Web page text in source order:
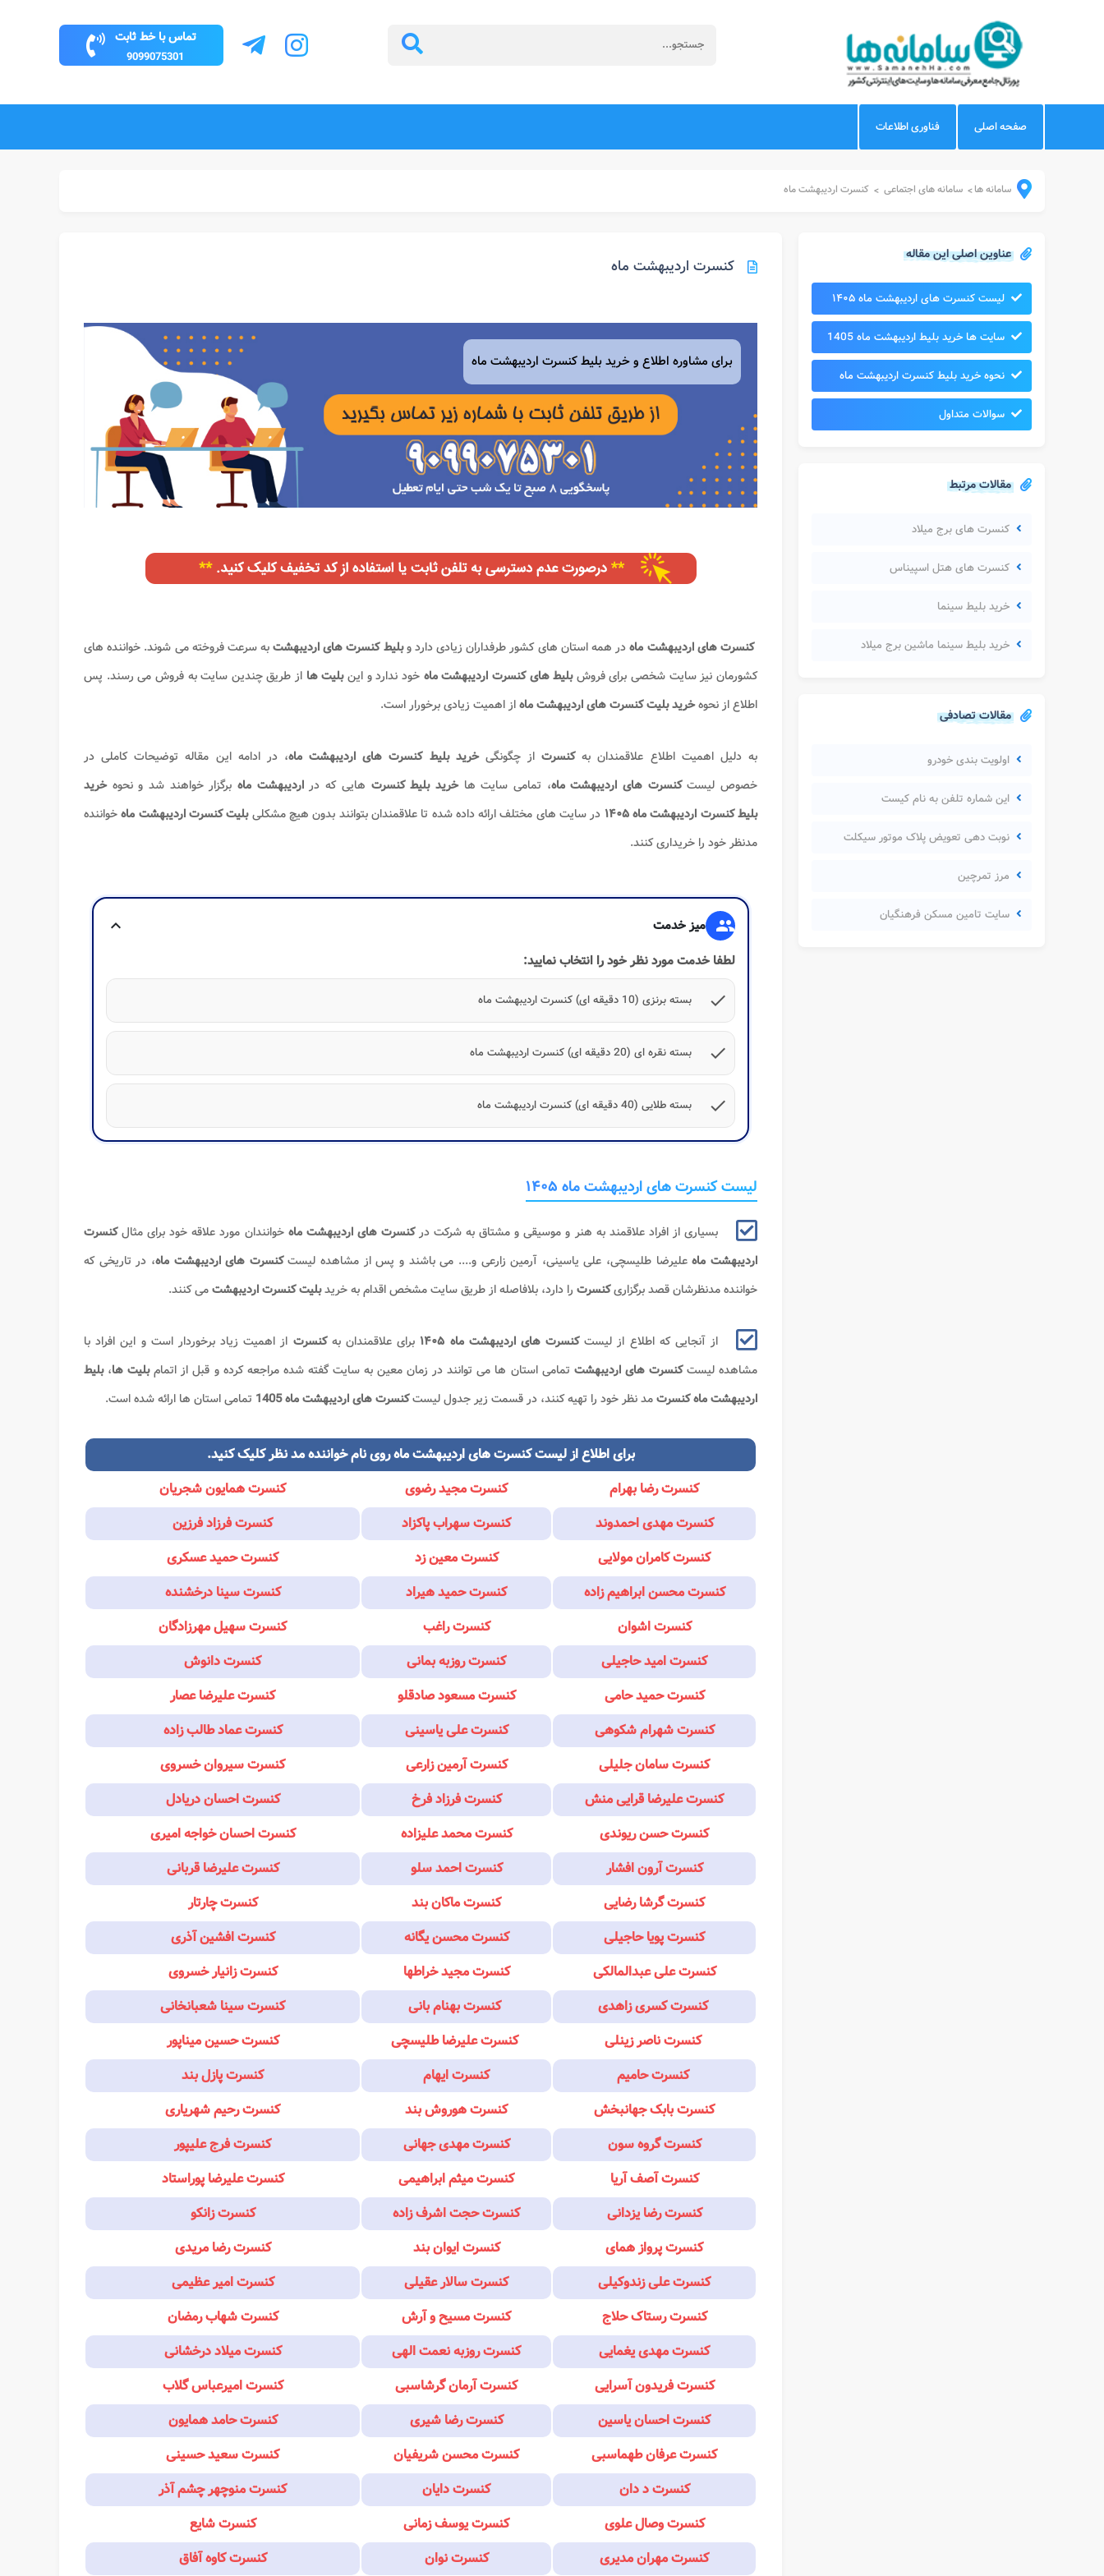
تماس با خط ثابت
9099075301
صفحه اصلی فناوری اطلاعات
سامانه ها> سامانه های اجتماعی > کنسرت اردیبهشت ماه
عناوین اصلی این مقاله
لیست کنسرت های اردیبهشت ماه ۱۴۰۵
سایت ها خرید بلیط اردیبهشت ماه 1405
نحوه خرید بلیط کنسرت اردیبهشت ماه
سوالات متداول
مقالات مرتبط
کنسرت های برج میلاد
کنسرت های هتل اسپیناس
خرید بلیط سینما
خرید بلیط سینما ماشین برج میلاد
مقالات تصادفی
اولویت بندی خودرو
این شماره تلفن به نام کیست
نوبت دهی تعویض پلاک موتور سیکلت
مرز تمرچین
سایت تامین مسکن فرهنگیان
کنسرت اردیبهشت ماه
برای مشاوره اطلاع و خرید بلیط کنسرت اردیبهشت ماه
کنسرت های اردیبهشت ماهدر همه استان های کشور طرفداران زیادی دارد وبلیط کنسرت های اردیبهشتبه سرعت فروخته می شوند. خواننده های
کشورمان نیز​ سایت شخصی برای فروشبلیط های کنسرت اردیبهشت ماهخود ندارد و اینبلیت ها از طریق چندین سایت به فروش می رسند. پس
اطلاع از نحوهخرید بلیت کنسرت های اردیبهشت ماهاز اهمیت زیادی برخورار است.
به دلیل اهمیت اطلاع علاقمندان بهکنسرت از چگونگیخرید بلیط کنسرت های اردیبهشت ماه، در ادامه این مقاله توضیحات کاملی در
خصوص لیستکنسرت های اردیبهشت ماه، تمامی سایت هاخرید بلیط کنسرت هایی که دراردیبهشت ماهبرگزار خواهند شد و نحوهخرید
بلیطکنسرت اردیبهشت ماه۱۴۰۵ در سایت های مختلف ارائه داده شده تا علاقمندان بتوانند بدون هیچ مشکلیبلیت کنسرت اردیبهشت ماهخواننده
مدنظر خود را خریداری کنند.
group میز خدمت
expand_more
لطفا خدمت مورد نظر خود را انتخاب نمایید:
check
بسته برنزی (10 دقیقه ای) کنسرت اردیبهشت ماه
check بسته نقره ای (20 دقیقه ای) کنسرت اردیبهشت ماه
check بسته طلایی (40 دقیقه ای) کنسرت اردیبهشت ماه
لیست کنسرت های اردیبهشت ماه ۱۴۰۵
بسیاری از افراد علاقمند به هنر و موسیقی و مشتاق به شرکت درکنسرت های اردیبهشت ماهخوانندان مورد علاقه خود برای مثالکنسرت
اردیبهشت ماهعلیرضا طلیسچی، علی یاسینی، آرمین زارعی و.... می باشند و پس از مشاهده لیستکنسرت های اردیبهشت ماه، در تاریخی که
خواننده مدنظرشان قصد برگزاریکنسرت را دارد، بلافاصله از طریق سایت مشخص اقدام به خریدبلیت کنسرت اردیبهشتمی کنند.
از آنجایی که اطلاع از لیستکنسرت های اردیبهشت ماه ۱۴۰۵ برای علاقمندان بهکنسرت از اهمیت زیاد برخوردار است و این افراد با
مشاهده لیستکنسرت های اردیبهشت تمامی استان ها می توانند در زمان معین به سایت گفته شده مراجعه کرده و قبل از اتمامبلیت ها،بلیط
اردیبهشت ماه کنسرتمد نظر خود را تهیه کنند، در قسمت زیر جدول لیستکنسرت های اردیبهشت ماه1405 تمامی استان ها ارائه شده است.
برای اطلاع از لیست کنسرت های اردیبهشت ماه روی نام خواننده مد نظر کلیک کنید.
کنسرت رضا بهرام
کنسرت مجید رضوی
کنسرت همایون شجریان
کنسرت مهدی احمدوند
کنسرت سهراب پاکزاد
کنسرت فرزاد فرزین
کنسرت کامران مولایی
کنسرت معین زد
کنسرت حمید عسکری
کنسرت محسن ابراهیم زاده
کنسرت حمید هیراد
کنسرت سینا درخشنده
کنسرت اشوان
کنسرت راغب
کنسرت سهیل مهرزادگان
کنسرت امید حاجیلی
کنسرت روزبه بمانی
کنسرت دانوش
کنسرت حمید حامی
کنسرت مسعود صادقلو
کنسرت علیرضا عصار
کنسرت شهرام شکوهی
کنسرت علی یاسینی
کنسرت عماد طالب زاده
کنسرت سامان جلیلی
کنسرت آرمین زارعی
کنسرت سیروان خسروی
کنسرت علیرضا قرایی منش
کنسرت فرزاد فرخ
کنسرت احسان دریادل
کنسرت حسن ریوندی
کنسرت محمد علیزاده
کنسرت احسان خواجه امیری
کنسرت آرون افشار
کنسرت احمد سلو
کنسرت علیرضا قربانی
کنسرت گرشا رضایی
کنسرت ماکان بند
کنسرت چارتار
کنسرت پویا حاجیلی
کنسرت محسن یگانه
کنسرت افشین آذری
کنسرت علی عبدالمالکی
کنسرت مجید خراطها
کنسرت زانیار خسروی
کنسرت کسری زاهدی
کنسرت بهنام بانی
کنسرت سینا شعبانخانی
کنسرت ناصر زینلی
کنسرت علیرضا طلیسچی
کنسرت حسین میناپور
کنسرت حامیم
کنسرت ایهام
کنسرت پازل بند
کنسرت بابک جهانبخش
کنسرت هوروش بند
کنسرت رحیم شهریاری
کنسرت گروه سون
کنسرت مهدی جهانی
کنسرت فرج علیپور
کنسرت آصف آریا
کنسرت میثم ابراهیمی
کنسرت علیرضا پوراستاد
کنسرت رضا یزدانی
کنسرت حجت اشرف زاده
کنسرت زانکو
کنسرت پرواز همای
کنسرت ایوان بند
کنسرت رضا مریدی
کنسرت علی زندوکیلی
کنسرت سالار عقیلی
کنسرت امیر عظیمی
کنسرت رستاک حلاج
کنسرت مسیح و آرش
کنسرت شهاب رمضان
کنسرت مهدی یغمایی
کنسرت روزبه نعمت الهی
کنسرت میلاد درخشانی
کنسرت فریدون آسرایی
کنسرت آرمان گرشاسبی
کنسرت امیرعباس گلاب
کنسرت احسان یاسین
کنسرت رضا شیری
کنسرت حامد همایون
کنسرت عرفان طهماسبی
کنسرت محسن شریفیان
کنسرت سعید حسینی
کنسرت د دان
کنسرت دایان
کنسرت منوچهر چشم آذر
کنسرت وصال علوی
کنسرت یوسف زمانی
کنسرت شایع
کنسرت مهران مدیری
کنسرت نوان
کنسرت کاوه آفاق